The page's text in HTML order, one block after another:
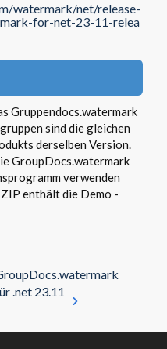
watermark/net/release-
for-net-23-11-relea
Gruppendocs.watermark
sind die gleichen
derselben Version.
GroupDocs.watermark
verwenden
enthält die Demo -
.net 23.11